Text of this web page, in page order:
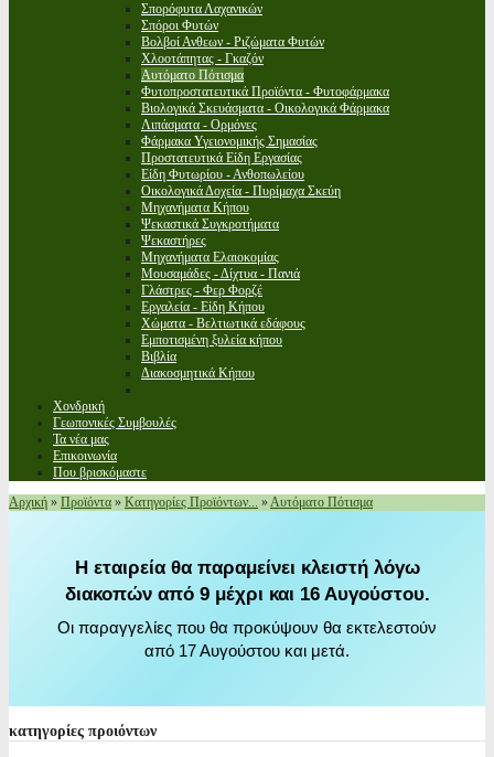
Σπορόφυτα Λαχανικών
Σπόροι Φυτών
Βολβοί Ανθεων - Ριζώματα Φυτών
Χλοοτάπητας - Γκαζόν
Αυτόματο Πότισμα
Φυτοπροστατευτικά Προϊόντα - Φυτοφάρμακα
Βιολογικά Σκευάσματα - Οικολογικά Φάρμακα
Λιπάσματα - Ορμόνες
Φάρμακα Υγειονομικής Σημασίας
Προστατευτικά Είδη Εργασίας
Είδη Φυτωρίου - Ανθοπωλείου
Οικολογικά Δοχεία - Πυρίμαχα Σκεύη
Μηχανήματα Κήπου
Ψεκαστικά Συγκροτήματα
Ψεκαστήρες
Μηχανήματα Ελαιοκομίας
Μουσαμάδες - Δίχτυα - Πανιά
Γλάστρες - Φερ Φορζέ
Εργαλεία - Είδη Κήπου
Χώματα - Βελτιωτικά εδάφους
Εμποτισμένη ξυλεία κήπου
Βιβλία
Διακοσμητικά Κήπου
Χονδρική
Γεωπονικές Συμβουλές
Τα νέα μας
Επικοινωνία
Που βρισκόμαστε
Αρχική » Προϊόντα » Κατηγορίες Προϊόντων... »Αυτόματο Πότισμα
Η εταιρεία θα παραμείνει κλειστή λόγω
διακοπών από 9 μέχρι και 16 Αυγούστου.
Οι παραγγελίες που θα προκύψουν θα εκτελεστούν
από 17 Αυγούστου και μετά.
κατηγορίες προιόντων